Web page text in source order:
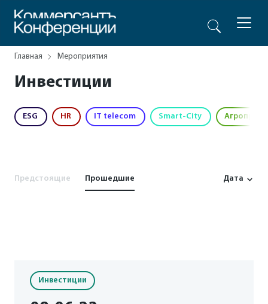
Главная Мероприятия
Инвестиции
ESG HR IT telecom Smart-City Агропром
Предстоящие Прошедшие Дата
Инвестиции